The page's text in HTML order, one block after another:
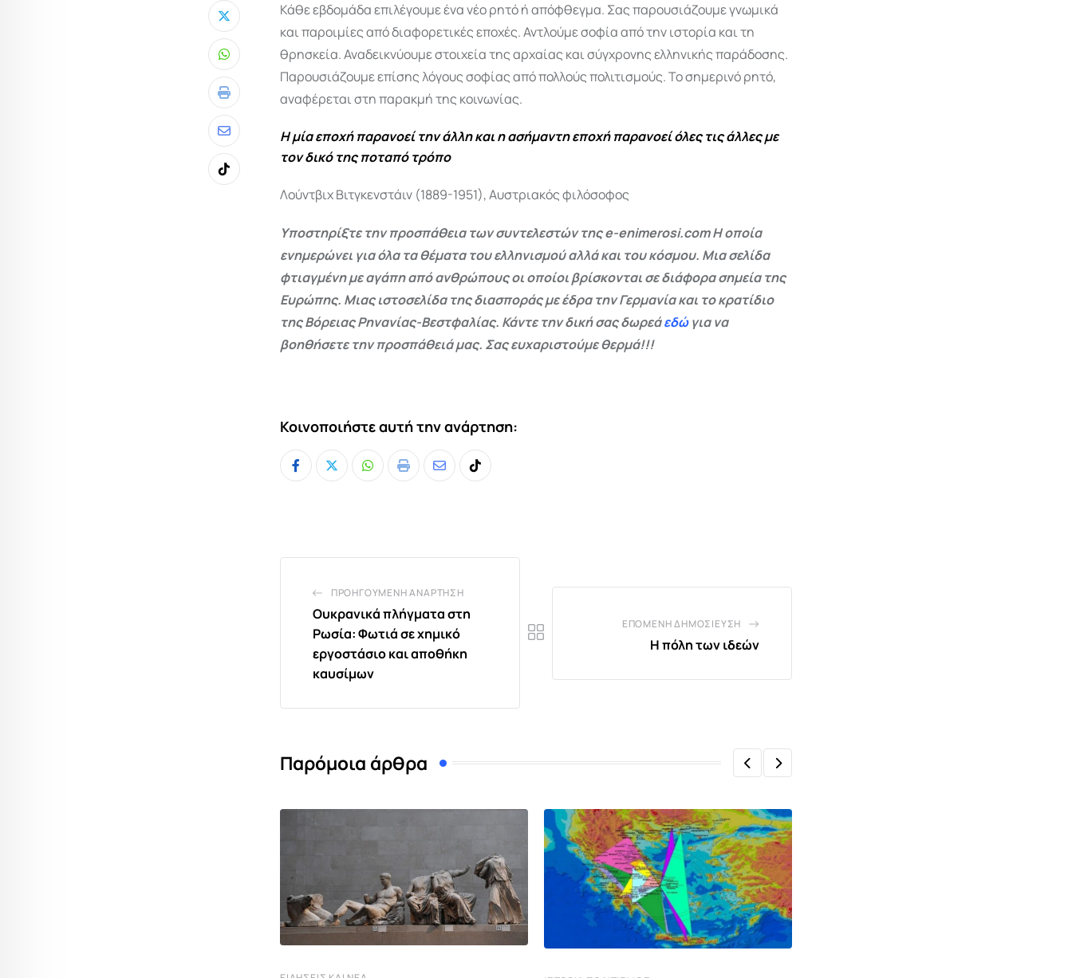
Whatsapp
Print
Share
via
Email
Tiktok
Κάθε εβδομάδα επιλέγουμε ένα νέο ρητό ή απόφθεγμα. Σας παρουσιάζουμε γνωμικά
και παροιμίες από διαφορετικές εποχές. Αντλούμε σοφία από την ιστορία και τη
θρησκεία. Αναδεικνύουμε στοιχεία της αρχαίας και σύγχρονης ελληνικής παράδοσης.
Παρουσιάζουμε επίσης λόγους σοφίας από πολλούς πολιτισμούς. Το σημερινό ρητό,
αναφέρεται στη παρακμή της κοινωνίας.
Η μία εποχή παρανοεί την άλλη και η ασήμαντη εποχή παρανοεί όλες τις άλλες με
τον δικό της ποταπό τρόπο
Λούντβιχ Βιτγκενστάιν (1889-1951), Αυστριακός φιλόσοφος
Υποστηρίξτε την προσπάθεια των συντελεστών της e-enimerosi.com Η οποία
ενημερώνει για όλα τα θέματα του ελληνισμού αλλά και του κόσμου. Μια σελίδα
φτιαγμένη με αγάπη από ανθρώπους οι οποίοι βρίσκονται σε διάφορα σημεία της
Ευρώπης. Μιας ιστοσελίδα της διασποράς με έδρα την Γερμανία και το κρατίδιο
της Βόρειας Ρηνανίας-Βεστφαλίας. Κάντε την δική σας δωρεάεδώγια να
βοηθήσετε την προσπάθειά μας. Σας ευχαριστούμε θερμά!!!
Κοινοποιήστε αυτή την ανάρτηση:
Whatsapp
Print
ShareTiktok
ΠΡΟΗΓΟΎΜΕΝΗ ΑΝΆΡΤΗΣΗ
Ουκρανικά πλήγματα στη
Ρωσία: Φωτιά σε χημικό
εργοστάσιο και αποθήκη
καυσίμων
ΕΠΌΜΕΝΗ ΔΗΜΟΣΊΕΥΣΗ
Η πόλη των ιδεών
Παρόμοια άρθρα